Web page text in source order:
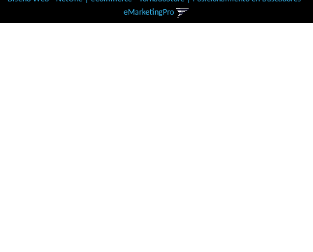
eMarketingPro